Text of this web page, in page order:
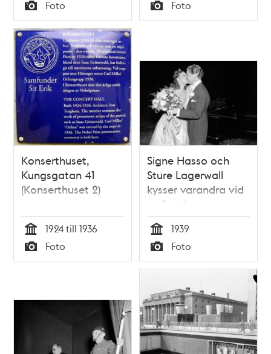
Astrid Hjelmström,
direktör Raymond
Sjöqvist, general
Nils Stenbeck
Typ
Foto
Typ
Foto
Konserthuset,
Kungsgatan 41
(Konserthuset 2)
Tid
1924 till 1936
Typ
Foto
Signe Hasso och
Sture Lagerwall
kysser varandra vid
en fest i
Konserthuset för
Hjälpfonden.
Tid
1939
Typ
Foto